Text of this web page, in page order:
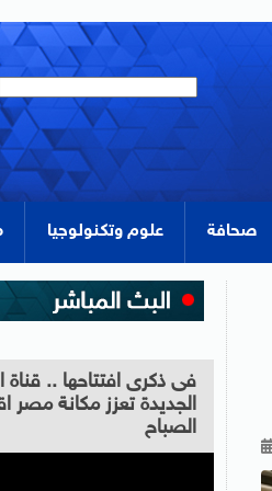
صحافة علوم وتكنولوجيا
فى ذكرى افتتاحها ..
الجديدة تعزز مكانة مصر
الصباح